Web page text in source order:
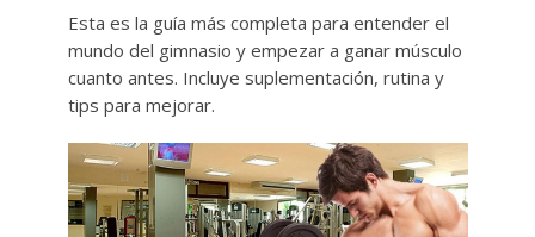
Esta es la guía más completa para entender el
mundo del gimnasio y empezar a ganar músculo
cuanto antes. Incluye suplementación, rutina y
tips para mejorar.